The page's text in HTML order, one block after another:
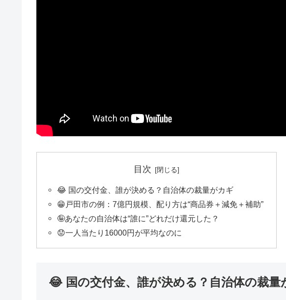
目次
😂 国の交付金、誰が決める？自治体の裁量がカギ
😁戸田市の例：7億円規模、配り方は“商品券＋減免＋補助”
🤪あなたの自治体は“誰に”どれだけ還元した？
😟一人当たり16000円が平均なのに
😂 国の交付金、誰が決める？自治体の裁量